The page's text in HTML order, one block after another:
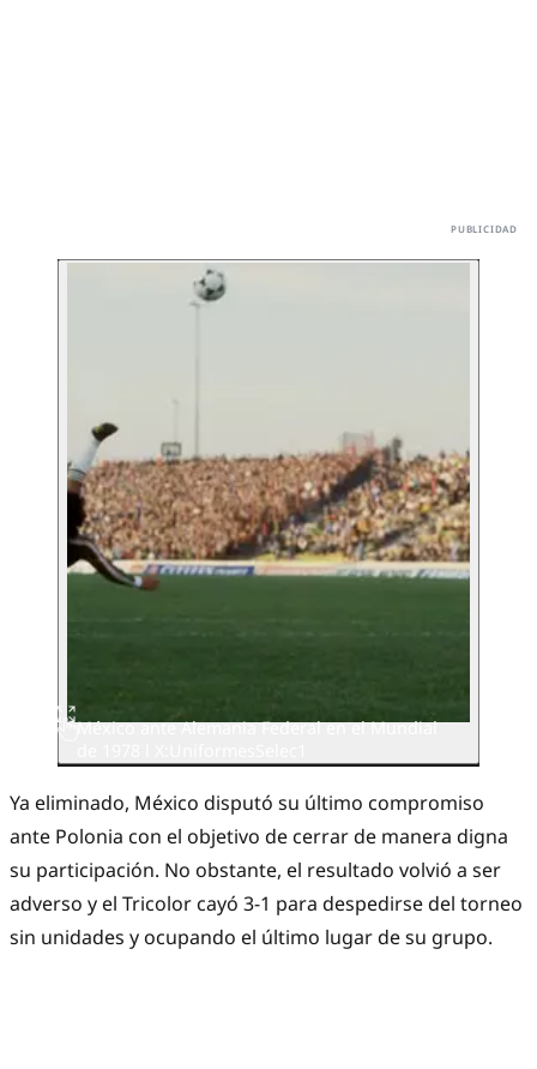
México ante Alemania Federal en el Mundial
Ya eliminado, México disputó su último compromiso
ante Polonia con el objetivo de cerrar de manera digna
su participación. No obstante, el resultado volvió a ser
adverso y el Tricolor cayó 3-1 para despedirse del torneo
sin unidades y ocupando el último lugar de su grupo.